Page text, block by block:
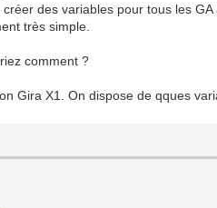
des variables pour tous les
très simple.
comment ?
Gira X1. On dispose de qques